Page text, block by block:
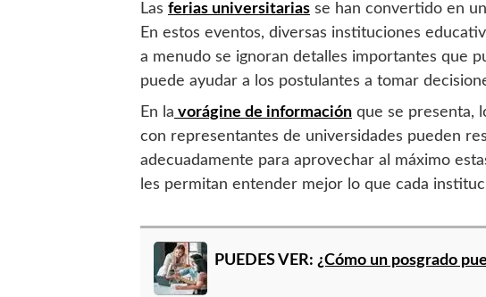
Las ferias universitarias se han convertido en
En estos eventos, diversas instituciones
a menudo se ignoran detalles importantes que
puede ayudar a los postulantes a tomar
En la vorágine de información que se presenta,
con representantes de universidades pueden
adecuadamente para aprovechar al máximo
les permitan entender mejor lo que cada
PUEDES VER: ¿Cómo un posgrado